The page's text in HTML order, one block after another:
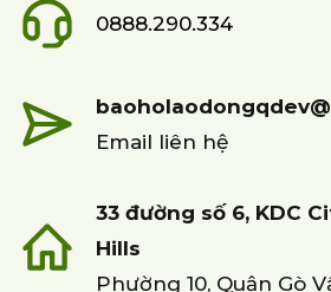
0888.290.334
Email liên hệ
33 đường số 6, KDC
Hills
Phường 10, Quận Gò